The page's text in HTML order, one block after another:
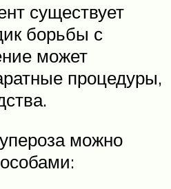
существует
борьбы с
может
процедуры,
можно